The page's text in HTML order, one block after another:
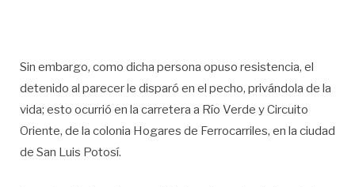
Sin embargo, como dicha persona opuso resistencia, el
detenido al parecer le disparó en el pecho, privándola de la
vida; esto ocurrió en la carretera a Río Verde y Circuito
Oriente, de la colonia Hogares de Ferrocarriles, en la ciudad
de San Luis Potosí.